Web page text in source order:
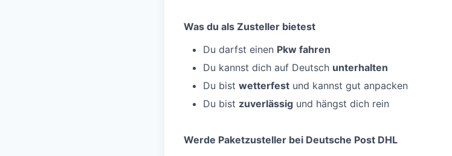
Was du als Zusteller bietest
Du darfst einen Pkw fahren
Du kannst dich auf Deutsch unterhalten
Du bist wetterfest und kannst gut anpacken
Du bist zuverlässig und hängst dich rein
Werde Paketzusteller bei Deutsche Post DHL